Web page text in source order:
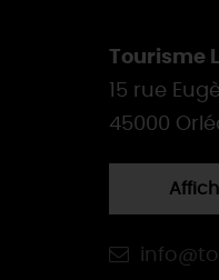
Tourisme
15 rue
45000